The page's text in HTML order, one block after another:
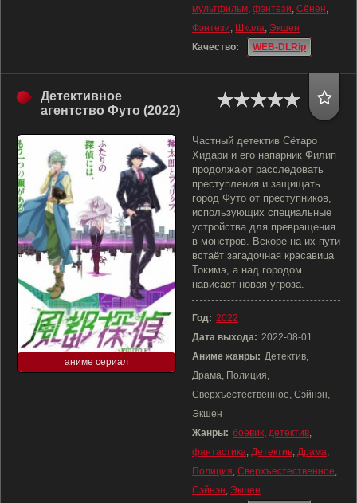
мультфильм, фэнтези, Сёнен,
Фэнтези, Школа, Экшен
Качество:
WEB-DLRip
Детективное
агентство Футо (2022)
аниме сериал
Частный детектив Сётаро
Хидари и его напарник Филип
продолжают расследовать
преступления и защищать
город Футо от преступников,
использующих специальные
устройства для превращения
в монстров. Вскоре на их пути
встаёт загадочная красавица
Токимэ, а над городом
нависает новая угроза.
Год: 2022
Дата выхода: 2022-08-01
Аниме жанры: Детектив,
Драма, Полиция,
Сверхъестественное, Сэйнэн,
Экшен
Жанры: боевик, детектив,
фантастика, Детектив, Драма,
Полиция, Сверхъестественное,
Сэйнэн, Экшен